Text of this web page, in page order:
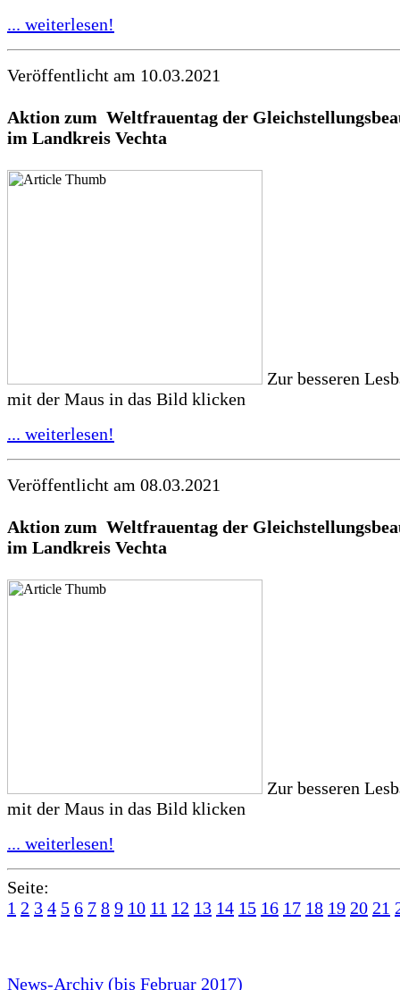
... weiterlesen!
Veröffentlicht am 10.03.2021
Aktion zum Weltfrauentag der
im Landkreis Vechta
Zur besseren
mit der Maus in das Bild klicken
... weiterlesen!
Veröffentlicht am 08.03.2021
Aktion zum Weltfrauentag der
im Landkreis Vechta
Zur besseren
mit der Maus in das Bild klicken
... weiterlesen!
Seite:
1 2 3 4 5 6 7 8 9 10 11 12 13 14 15 16 17 18 19 20 21
News-Archiv (bis Februar 2017)